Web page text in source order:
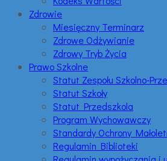
Zdrowie
Miesięczny Terminarz
Zdrowe Odżywianie
Zdrowy Tryb Życia
Prawo Szkolne
Statut Zespołu Szkolno-
Statut Szkoły
Statut Przedszkola
Program Wychowawczy
Standardy Ochrony
Regulamin Biblioteki